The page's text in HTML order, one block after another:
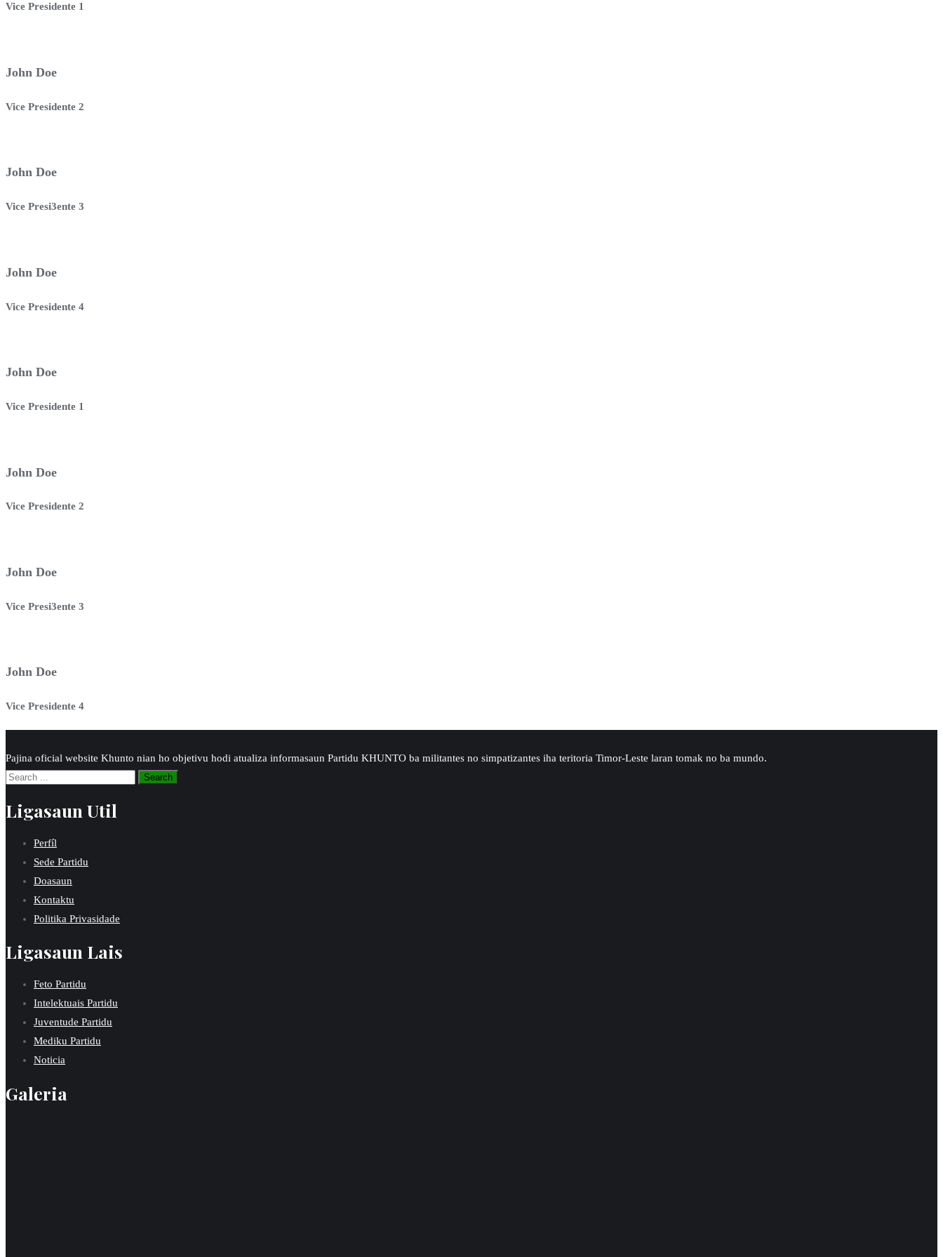
Vice Presidente 1
John Doe
Vice Presidente 2
John Doe
Vice Presi3ente 3
John Doe
Vice Presidente 4
John Doe
Vice Presidente 1
John Doe
Vice Presidente 2
John Doe
Vice Presi3ente 3
John Doe
Vice Presidente 4
Pajina oficial website Khunto nian ho objetivu hodi atualiza informasaun Partidu KHUNTO ba militantes no simpatizantes iha teritoria Timor-Leste laran tomak no ba mundo.
Ligasaun Util
Perfíl
Sede Partidu
Doasaun
Kontaktu
Politika Privasidade
Ligasaun Lais
Feto Partidu
Intelektuais Partidu
Juventude Partidu
Mediku Partidu
Noticia
Galeria